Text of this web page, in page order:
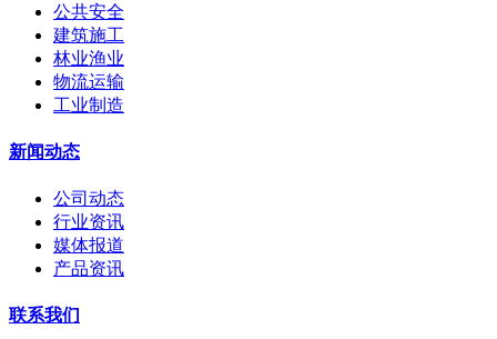
公共安全
建筑施工
林业渔业
物流运输
工业制造
新闻动态
公司动态
行业资讯
媒体报道
产品资讯
联系我们